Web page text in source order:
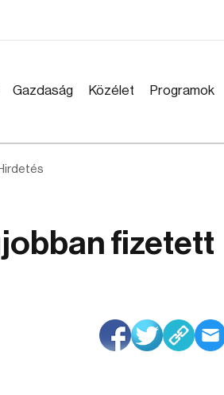
Gazdaság Közélet Programok
fizetett